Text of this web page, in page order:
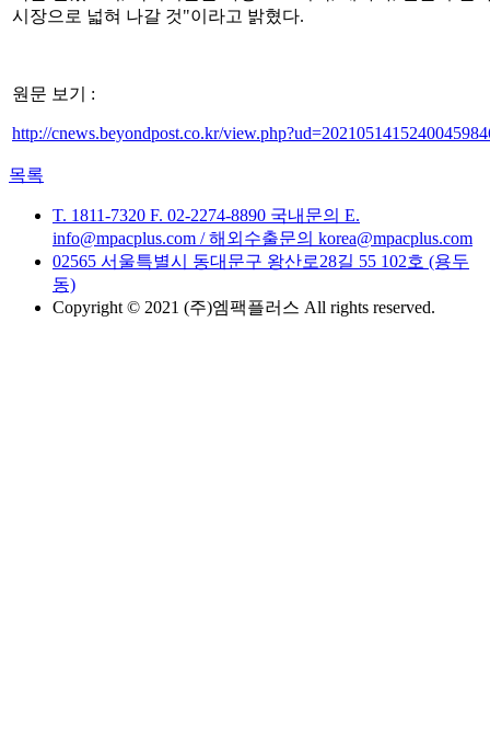
시장으로 넓혀 나갈 것"이라고 밝혔다.
원문 보기 :
http://cnews.beyondpost.co.kr/
목록
T. 1811-7320 F. 02-2274-8890 국내문의 E.
info@mpacplus.com /해외수출문의 korea@mpacplus.com
02565 서울특별시 동대문구 왕산로28길 55 102호 (용두
동)
Copyright © 2021 (주)엠팩플러스 All rights reserved.